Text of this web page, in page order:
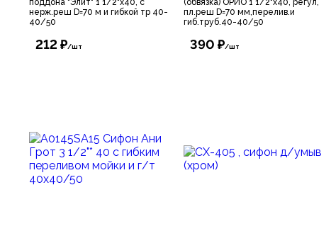
поддонa "Элит" 1 1/2"х40, с
нерж.реш D=70 м и гибкой тр 40-
40/50
212 ₽/шт
(обвязка) ОРИО 1 1/2"х40, регул,
пл.реш D=70 мм,перелив.и
гиб.труб.40-40/50
390 ₽/шт